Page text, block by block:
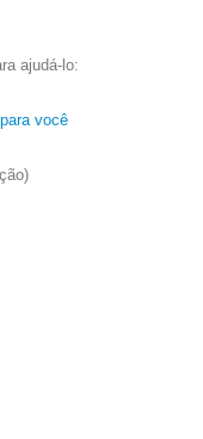
ajudá-lo:
você